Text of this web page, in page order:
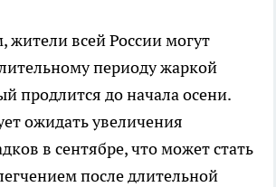
жители всей России могут
периоду жаркой
продлится до начала осени.
ожидать увеличения
в сентябре, что может стать
после длительной